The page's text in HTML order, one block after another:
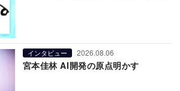
インタビュー 2026.08.06
宮本佳林 AI開発の原点明かす